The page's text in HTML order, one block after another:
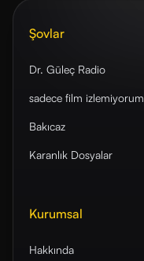
Şovlar
Dr. Güleç Radio
sadece film izlemiyorum
Bakıcaz
Karanlık Dosyalar
Kurumsal
Hakkında